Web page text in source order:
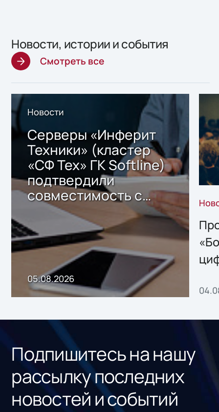
Новости, истории и события
Смотреть все
Новости
Серверы «Инферит
Техники» (кластер
«СФ Тех» ГК Softline)
подтвердили
совместимость с
решением Sharx
Storage 2.x для
хранения данных
05.08.2026
Подпишитесь на нашу
рассылку последних
новостей и событий